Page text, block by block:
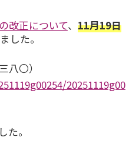
改正について、 11月19日
した。
〇）
20251119g00
た。